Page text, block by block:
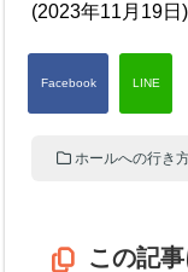
(2023年11月19日)
ホールへの行き
この記